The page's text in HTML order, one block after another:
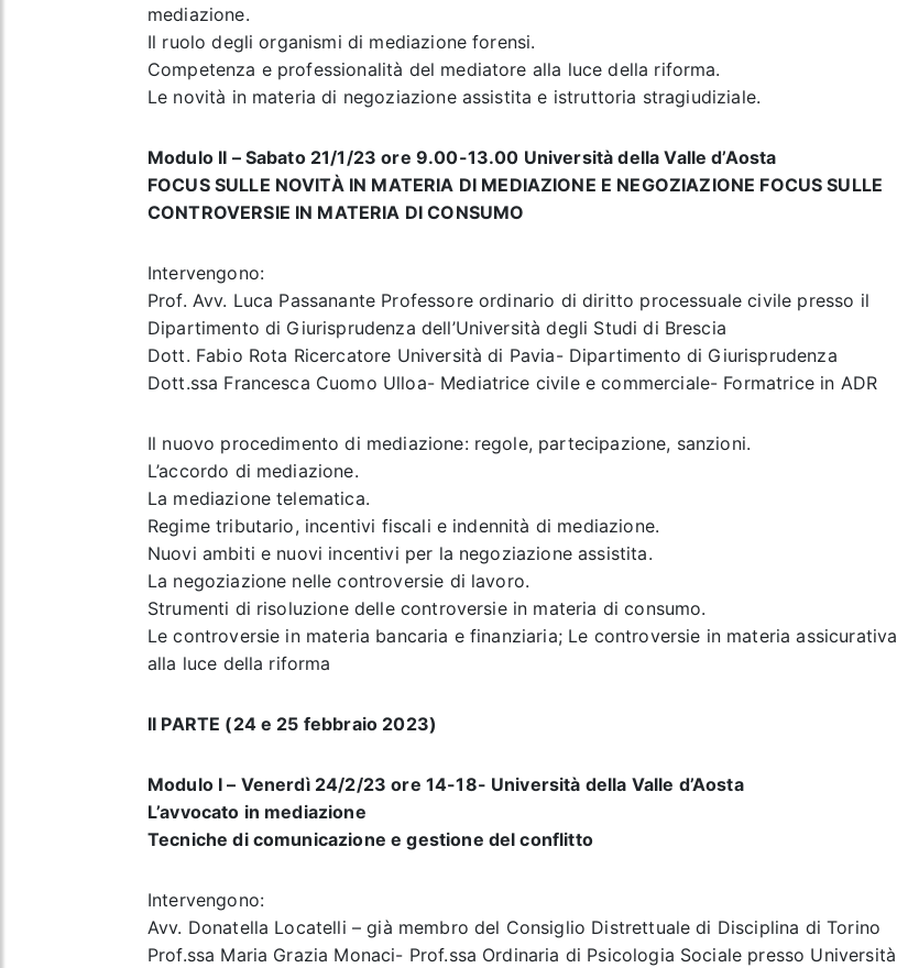
mediazione.
Il ruolo degli organismi di mediazione forensi.
Competenza e professionalità del mediatore alla luce della riforma.
Le novità in materia di negoziazione assistita e istruttoria stragiudiziale.
Modulo II – Sabato 21/1/23 ore 9.00-13.00 Università della Valle d’Aosta
FOCUS SULLE NOVITÀ IN MATERIA DI MEDIAZIONE E NEGOZIAZIONE FOCUS SULLE
CONTROVERSIE IN MATERIA DI CONSUMO
Intervengono:
Prof. Avv. Luca Passanante Professore ordinario di diritto processuale civile presso il
Dipartimento di Giurisprudenza dell’Università degli Studi di Brescia
Dott. Fabio Rota Ricercatore Università di Pavia- Dipartimento di Giurisprudenza
Dott.ssa Francesca Cuomo Ulloa- Mediatrice civile e commerciale- Formatrice in ADR
Il nuovo procedimento di mediazione: regole, partecipazione, sanzioni.
L’accordo di mediazione.
La mediazione telematica.
Regime tributario, incentivi fiscali e indennità di mediazione.
Nuovi ambiti e nuovi incentivi per la negoziazione assistita.
La negoziazione nelle controversie di lavoro.
Strumenti di risoluzione delle controversie in materia di consumo.
Le controversie in materia bancaria e finanziaria; Le controversie in materia assicurativa
alla luce della riforma
II PARTE (24 e 25 febbraio 2023)
Modulo I – Venerdì 24/2/23 ore 14-18- Università della Valle d’Aosta
L’avvocato in mediazione
Tecniche di comunicazione e gestione del conflitto
Intervengono:
Avv. Donatella Locatelli – già membro del Consiglio Distrettuale di Disciplina di Torino
Prof.ssa Maria Grazia Monaci- Prof.ssa Ordinaria di Psicologia Sociale presso Università